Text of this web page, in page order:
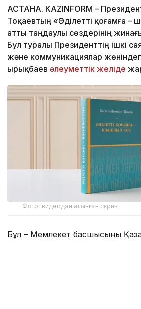
АСТАНА. KAZINFORM –
Тоқаевтың «Әділетті қоғамға –
атты таңдаулы сөздерінің
Бұл туралы Президенттің ішкі
және коммуникациялар
Қырықбаев әлеуметтік желіде
Фото: видеодан алынған скрин
Бұл – Мемлекет басшысының